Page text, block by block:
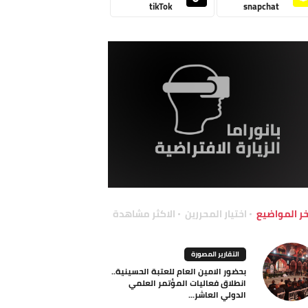
snapchat
tikTok
المواضيع اختيار المحررين الاكثر مشاهدة
التقارير المصورة
بحضور الامين العام للعتبة الحسينية..
انطلاق فعاليات المؤتمر العلمي
الدولي العاشر...